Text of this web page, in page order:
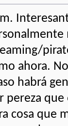
ahora.
habrá
pereza que
cosa que